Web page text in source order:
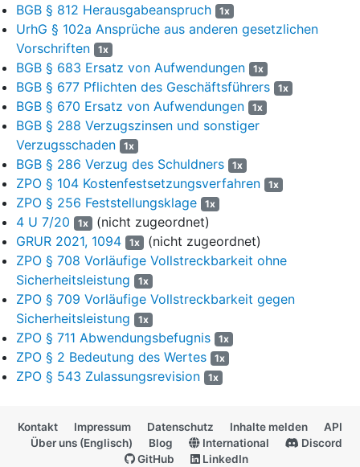
Das Urteil ist vorläufig vollstreckbar. Soweit die Beklagte zur
Unterlassung und zur Auskunftserteilung verurteilt worden ist,
kann sie die Vollstreckung durch Sicherheitsleistung in Höhe von
30.000,00 € abwenden, sofern nicht die Klägerin vor der
Vollstreckung Sicherheit in dieser Höhe leistet. Im Übrigen kann
die Beklagte die Vollstreckung durch Sicherheitsleistung in Höhe
von 110 % des aufgrund des Urteils vollstreckbaren Betrages
abwenden, sofern nicht die Klägerin vor der Vollstreckung
Sicherheit in Höhe von 110 % des jeweils zu vollstreckenden
Betrages leistet.
Die Revision wird für die Beklagte zugelassen.
Der Streitwert für das Berufungsverfahren wird – in Abänderung
des Senatsbeschlusses vom 26.10.2021 – endgültig auf
35.000,00 € festgesetzt.
Der Streitwert für das erstinstanzliche Verfahren wird – in
Abänderung der im angefochtenen Urteil erfolgten
Streitwertfestsetzung – ebenfalls auf 35.000,00 € festgesetzt.
Die Klägerin macht im Wege der Stufenklage Unterlassungs-,
BGB § 812 Herausgabeanspruch
1x
UrhG § 102a Ansprüche aus anderen gesetzlichen
Vorschriften
1x
BGB § 683 Ersatz von Aufwendungen 1x
BGB § 677 Pflichten des Geschäftsführers 1x
BGB § 670 Ersatz von Aufwendungen 1x
BGB § 288 Verzugszinsen und sonstiger
Verzugsschaden
1x
BGB § 286 Verzug des Schuldners 1x
ZPO § 104 Kostenfestsetzungsverfahren 1x
ZPO § 256 Feststellungsklage 1x
4 U 7/20 1x (nicht zugeordnet)
GRUR 2021, 1094
1x (nicht zugeordnet)
ZPO § 708 Vorläufige Vollstreckbarkeit ohne
Sicherheitsleistung
1x
ZPO § 709 Vorläufige Vollstreckbarkeit gegen
Sicherheitsleistung
1x
ZPO § 711 Abwendungsbefugnis 1x
ZPO § 2 Bedeutung des Wertes 1x
ZPO § 543 Zulassungsrevision 1x
Kontakt Impressum Datenschutz Inhalte melden
API
Über uns (Englisch)
Blog International
Discord
GitHub
LinkedIn